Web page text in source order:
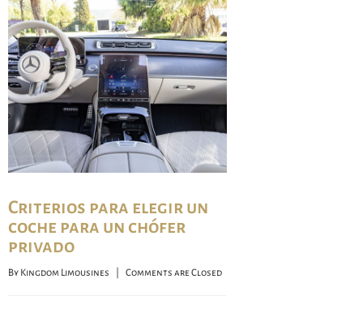
Criterios para elegir un
coche para un chófer
privado
By Kingdom Limousines Comments are Closed